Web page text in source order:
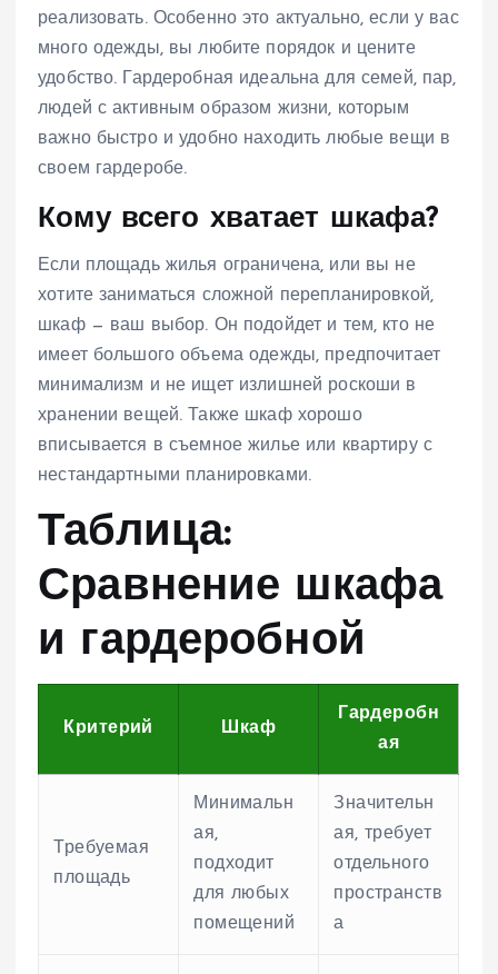
реализовать. Особенно это актуально, если у вас
много одежды, вы любите порядок и цените
удобство. Гардеробная идеальна для семей, пар,
людей с активным образом жизни, которым
важно быстро и удобно находить любые вещи в
своем гардеробе.
Кому всего хватает шкафа?
Если площадь жилья ограничена, или вы не
хотите заниматься сложной перепланировкой,
шкаф — ваш выбор. Он подойдет и тем, кто не
имеет большого объема одежды, предпочитает
минимализм и не ищет излишней роскоши в
хранении вещей. Также шкаф хорошо
вписывается в съемное жилье или квартиру с
нестандартными планировками.
Таблица:
Сравнение шкафа
и гардеробной
Критерий Шкаф
Гардеробн
ая
Требуемая
площадь
Минимальн
ая,
подходит
для любых
помещений
Значительн
ая, требует
отдельного
пространств
а